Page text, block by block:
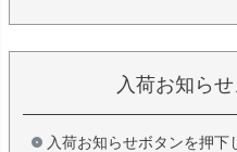
入荷お知ら
入荷お知らせボタンを押